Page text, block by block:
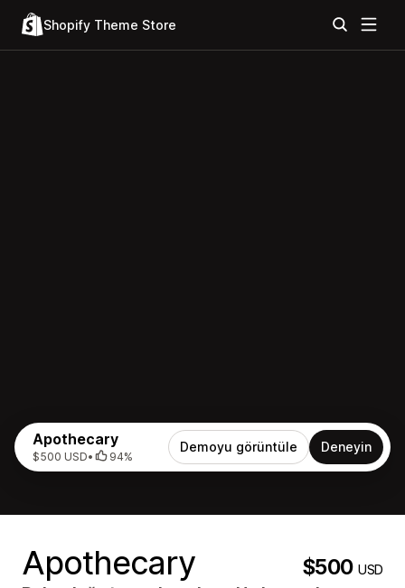
Shopify Theme Store
Apothecary
$500 USD• 94%
Demoyu görüntüle Deneyin
Apothecary $500USD